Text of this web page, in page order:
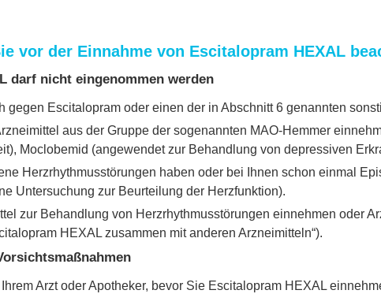
vor der Einnahme von Escitalopram HEXAL
darf nicht eingenommen werden
gegen Escitalopram oder einen der in Abschnitt 6 genannten
aus der Gruppe der sogenannten MAO-Hemmer
Moclobemid (angewendet zur Behandlung von depressiven
Herzrhythmusstörungen haben oder bei Ihnen schon einmal
Untersuchung zur Beurteilung der Herzfunktion).
zur Behandlung von Herzrhythmusstörungen einnehmen oder
HEXAL zusammen mit anderen Arzneimitteln“).
Arzt oder Apotheker, bevor Sie Escitalopram HEXAL